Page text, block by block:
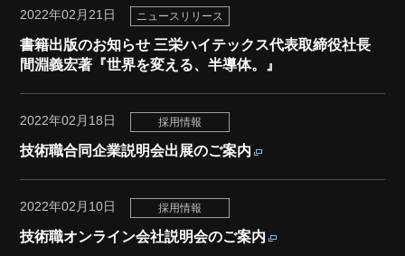
2022年02月21日 ニュースリリース
書籍出版のお知らせ 三栄ハイテックス代表取締役社長
間淵義宏著『世界を変える、半導体。』
2022年02月18日 採用情報
技術職合同企業説明会出展のご案内
2022年02月10日 採用情報
技術職オンライン会社説明会のご案内